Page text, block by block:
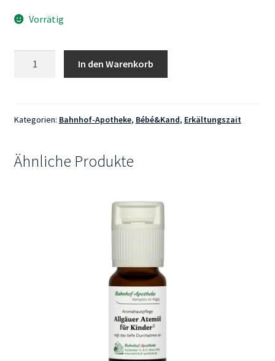
Vorrätig
Menge
In den Warenkorb
Kategorien: Bahnhof-Apotheke, Bébé&Kand, Erkältungszait
Ähnliche Produkte